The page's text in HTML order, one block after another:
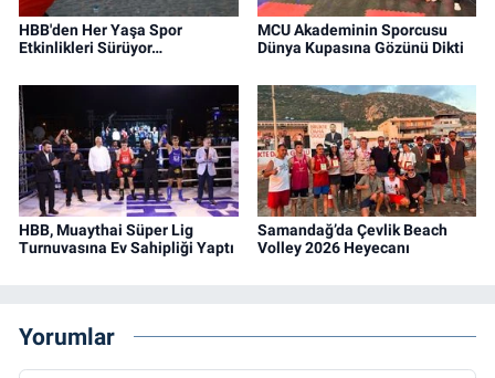
HBB'den Her Yaşa Spor
Etkinlikleri Sürüyor…
MCU Akademinin Sporcusu
Dünya Kupasına Gözünü Dikti
HBB, Muaythai Süper Lig
Turnuvasına Ev Sahipliği Yaptı
Samandağ’da Çevlik Beach
Volley 2026 Heyecanı
Yorumlar